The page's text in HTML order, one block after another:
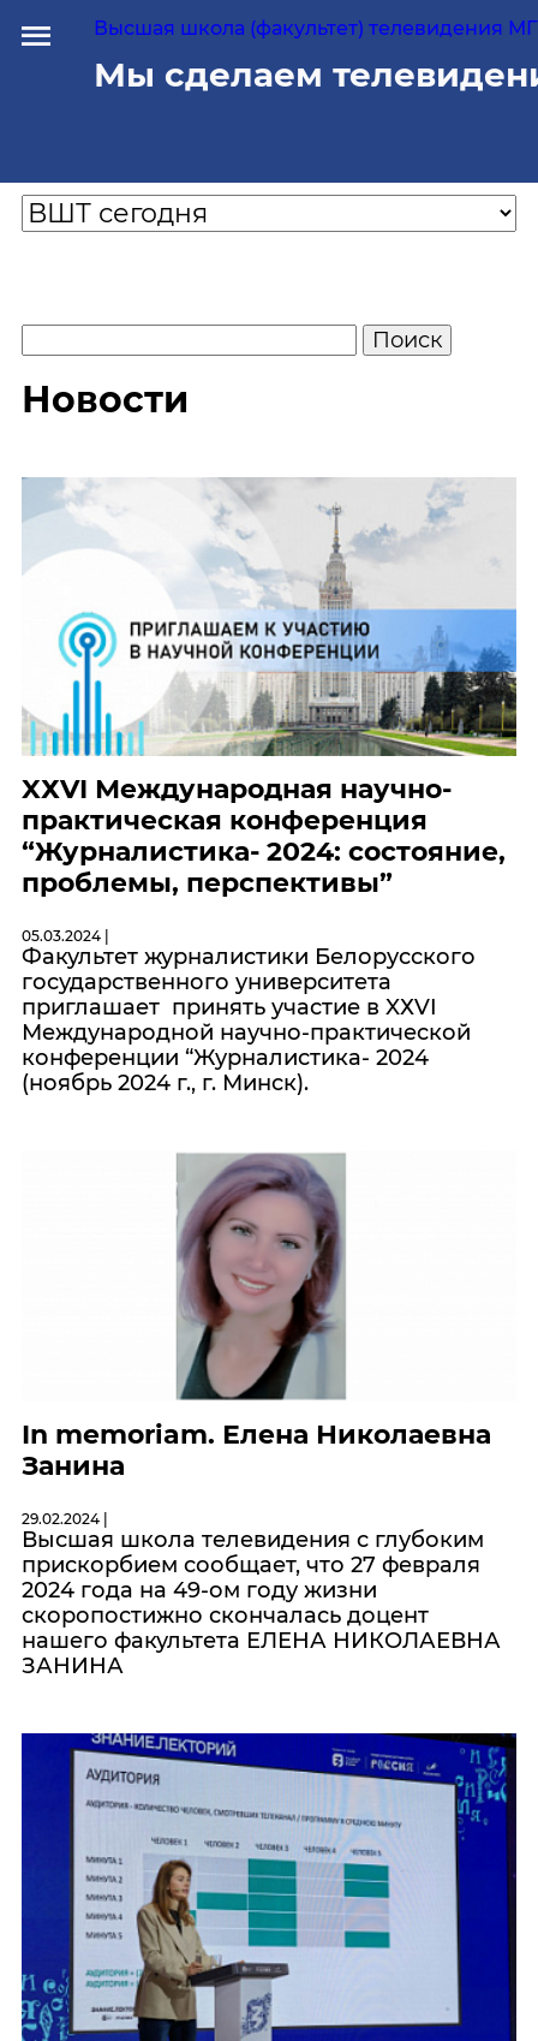
Высшая школа (факультет) телевидения
Мы сделаем
Новости
XХVI Международная научно-
практическая конференция
“Журналистика- 2024: состояние,
проблемы, перспективы”
05.03.2024 |
Факультет журналистики Белорусского
государственного университета
приглашает принять участие в XХVI
Международной научно-практической
конференции “Журналистика- 2024
(ноябрь 2024 г., г. Минск).
In memoriam. Елена Николаевна
Занина
29.02.2024 |
Высшая школа телевидения с глубоким
прискорбием сообщает, что 27 февраля
2024 года на 49-ом году жизни
скоропостижно скончалась доцент
нашего факультета ЕЛЕНА НИКОЛАЕВНА
ЗАНИНА